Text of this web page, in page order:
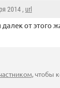
2014 , url
от этого
, чтобы